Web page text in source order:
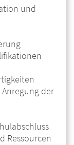
und
der
Ressourcen